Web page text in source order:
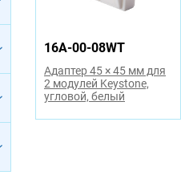
16A-00-08WT
Адаптер 45 × 45 мм для
2 модулей Keystone,
угловой, белый